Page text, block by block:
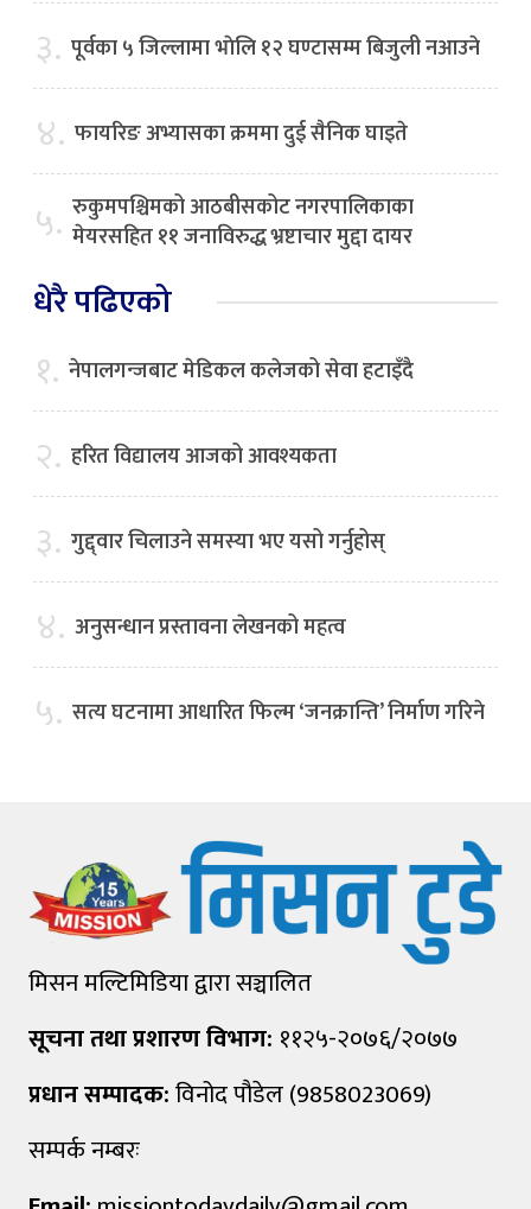
३. पूर्वका ५ जिल्लामा भाेलि १२ घण्टासम्म बिजुली नआउने
४. फायरिङ अभ्यासका क्रममा दुई सैनिक घाइते
५. रुकुमपश्चिमको आठबीसकोट नगरपालिकाका
मेयरसहित ११ जनाविरुद्ध भ्रष्टाचार मुद्दा दायर
धेरै पढिएको
१. नेपालगन्जबाट मेडिकल कलेजको सेवा हटाइँदै
२. हरित विद्यालय आजको आवश्यकता
३. गुद्द्वार चिलाउने समस्या भए यसो गर्नुहोस्
४. अनुसन्धान प्रस्तावना लेखनको महत्व
५. सत्य घटनामा आधारित फिल्म ‘जनक्रान्ति’ निर्माण गरिने
मिसन मल्टिमिडिया द्वारा सञ्चालित
सूचना तथा प्रशारण विभाग: ११२५-२०७६/२०७७
प्रधान सम्पादक:विनोद पौडेल (9858023069)
सम्पर्क नम्बरः